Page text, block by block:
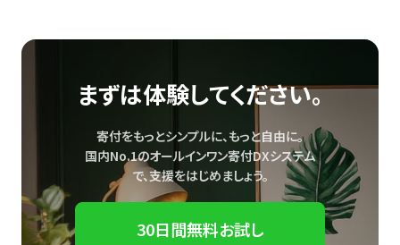
まずは体験してください。
寄付をもっとシンプルに、もっと自由に。
国内No.1のオールインワン寄付DXシステム
で、支援をはじめましょう。
30日間無料お試し